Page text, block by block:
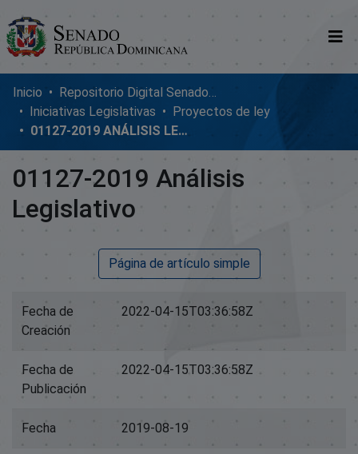
Comunidades
Glosario
Nosotros
Inicio
Repositorio Digital SenadoRD
Iniciativas Legislativas
Proyectos de ley
01127-2019 ANÁLISIS LEGISLATIVO
01127-2019 Análisis
Legislativo
Página de artículo simple
Fecha de
Creación
2022-04-15T03:36:58Z
Fecha de
Publicación
2022-04-15T03:36:58Z
Fecha 2019-08-19